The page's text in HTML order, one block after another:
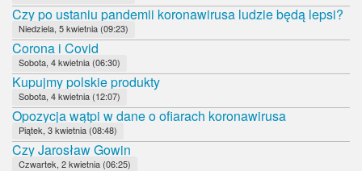
Czy po ustaniu pandemii koronawirusa ludzie będą lepsi?
Niedziela, 5 kwietnia (09:23)
Corona i Covid
Sobota, 4 kwietnia (06:30)
Kupujmy polskie produkty
Sobota, 4 kwietnia (12:07)
Opozycja wątpi w dane o ofiarach koronawirusa
Piątek, 3 kwietnia (08:48)
Czy Jarosław Gowin
Czwartek, 2 kwietnia (06:25)